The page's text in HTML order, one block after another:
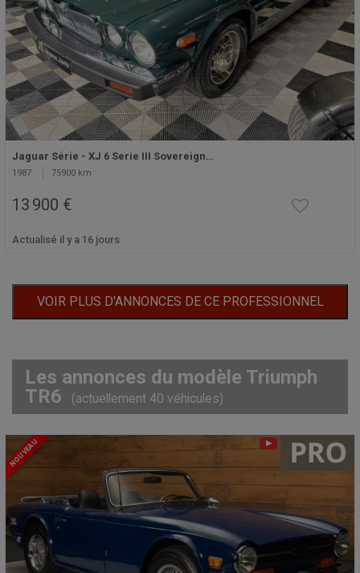
Jaguar Série - XJ 6 Serie III Sovereign…
1987 75900 km
13 900 €
Actualisé il y a 16 jours
VOIR PLUS D'ANNONCES DE CE PROFESSIONNEL
Les annonces du modèle Triumph
TR6
(actuellement 40 véhicules)
NOUVEAU